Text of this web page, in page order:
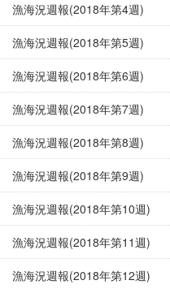
漁海況週報(2018年第4週)
漁海況週報(2018年第5週)
漁海況週報(2018年第6週)
漁海況週報(2018年第7週)
漁海況週報(2018年第8週)
漁海況週報(2018年第9週)
漁海況週報(2018年第10週)
漁海況週報(2018年第11週)
漁海況週報(2018年第12週)